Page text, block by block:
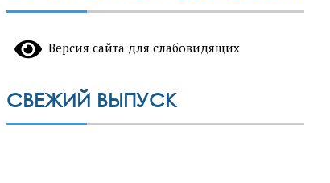
Версия сайта для слабовидящих
СВЕЖИЙ ВЫПУСК